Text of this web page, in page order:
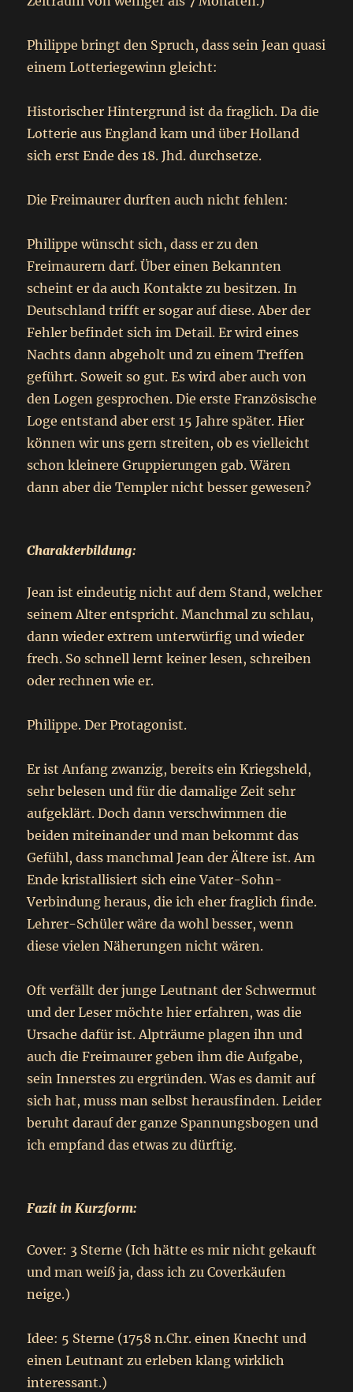
Philippe bringt den Spruch, dass sein Jean quasi
einem Lotteriegewinn gleicht:
Historischer Hintergrund ist da fraglich. Da die
Lotterie aus England kam und über Holland
sich erst Ende des 18. Jhd. durchsetze.
Die Freimaurer durften auch nicht fehlen:
Philippe wünscht sich, dass er zu den
Freimaurern darf. Über einen Bekannten
scheint er da auch Kontakte zu besitzen. In
Deutschland trifft er sogar auf diese. Aber der
Fehler befindet sich im Detail. Er wird eines
Nachts dann abgeholt und zu einem Treffen
geführt. Soweit so gut. Es wird aber auch von
den Logen gesprochen. Die erste Französische
Loge entstand aber erst 15 Jahre später. Hier
können wir uns gern streiten, ob es vielleicht
schon kleinere Gruppierungen gab. Wären
dann aber die Templer nicht besser gewesen?
Charakterbildung:
Jean ist eindeutig nicht auf dem Stand, welcher
seinem Alter entspricht. Manchmal zu schlau,
dann wieder extrem unterwürfig und wieder
frech. So schnell lernt keiner lesen, schreiben
oder rechnen wie er.
Philippe. Der Protagonist.
Er ist Anfang zwanzig, bereits ein Kriegsheld,
sehr belesen und für die damalige Zeit sehr
aufgeklärt. Doch dann verschwimmen die
beiden miteinander und man bekommt das
Gefühl, dass manchmal Jean der Ältere ist. Am
Ende kristallisiert sich eine Vater-Sohn-
Verbindung heraus, die ich eher fraglich finde.
Lehrer-Schüler wäre da wohl besser, wenn
diese vielen Näherungen nicht wären.
Oft verfällt der junge Leutnant der Schwermut
und der Leser möchte hier erfahren, was die
Ursache dafür ist. Alpträume plagen ihn und
auch die Freimaurer geben ihm die Aufgabe,
sein Innerstes zu ergründen. Was es damit auf
sich hat, muss man selbst herausfinden. Leider
beruht darauf der ganze Spannungsbogen und
ich empfand das etwas zu dürftig.
Fazit in Kurzform:
Cover: 3 Sterne (Ich hätte es mir nicht gekauft
und man weiß ja, dass ich zu Coverkäufen
neige.)
Idee: 5 Sterne (1758 n.Chr. einen Knecht und
einen Leutnant zu erleben klang wirklich
interessant.)